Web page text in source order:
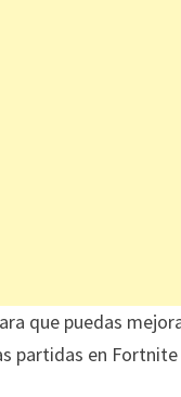
que puedas
partidas en